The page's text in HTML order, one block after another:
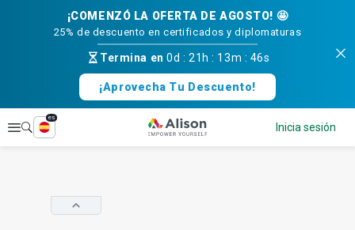
¡COMENZÓ LA OFERTA DE AGOSTO! 🤩
25% de descuento en certificados y diplomaturas
Termina en0d :21h : 13m : 45s
¡Aprovecha Tu Descuento!
Explorar
es
Inicia sesión